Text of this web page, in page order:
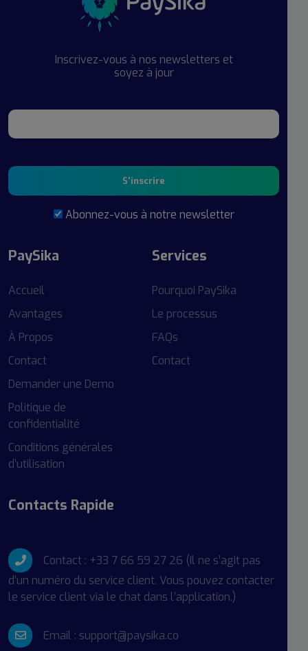
Inscrivez-vous à nos newsletters et
soyez à jour
S'inscrire
Abonnez-vous à notre newsletter
PaySika
Accueil
Avantages
À Propos
Contact
Demander une Demo
Politique de
confidentialité
Conditions générales
d’utilisation
Services
Pourquoi PaySika
Le processus
FAQs
Contact
Contacts Rapide
Contact : +33 7 66 59 27 26 (Il ne s’agit pas
d’un numéro du service client. Vous pouvez contacter
le service client via le chat dans l’application.)
Email : support@paysika.co